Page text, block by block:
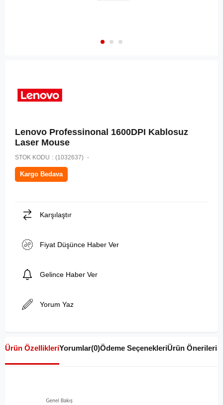
Lenovo Professinonal 1600DPI Kablosuz
Laser Mouse
STOK KODU (1032637)
Kargo Bedava
Karşılaştır
Fiyat Düşünce Haber Ver
Gelince Haber Ver
Yorum Yaz
Ürün ÖzellikleriYorumlar(0)Ödeme SeçenekleriÜrün Önerileri